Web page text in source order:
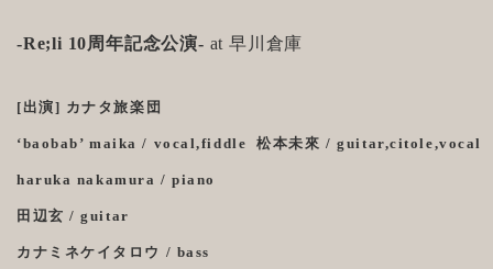
-Re;li 10周年記念公演- at 早川倉庫
[出演] カナタ旅楽団
‘baobab’maika / vocal,fiddle 松本未來 / guitar,citole,vocal
haruka nakamura / piano
田辺玄 / guitar
カナミネケイタロウ / bass